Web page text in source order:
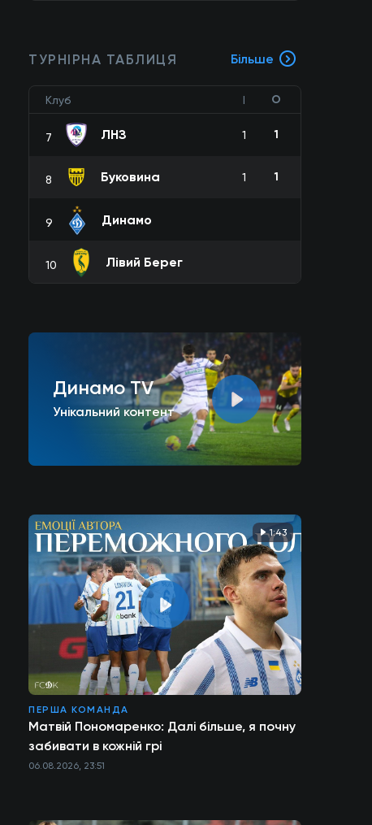
ТУРНІРНА ТАБЛИЦЯ Більше
Клуб І О
7 ЛНЗ 1 1
8 Буковина 1 1
9 Динамо
10 Лівий Берег
Динамо TV
Унікальний контент
1:43
ПЕРША КОМАНДА
Матвій Пономаренко: Далі більше, я почну
забивати в кожній грі
06.08.2026, 23:51